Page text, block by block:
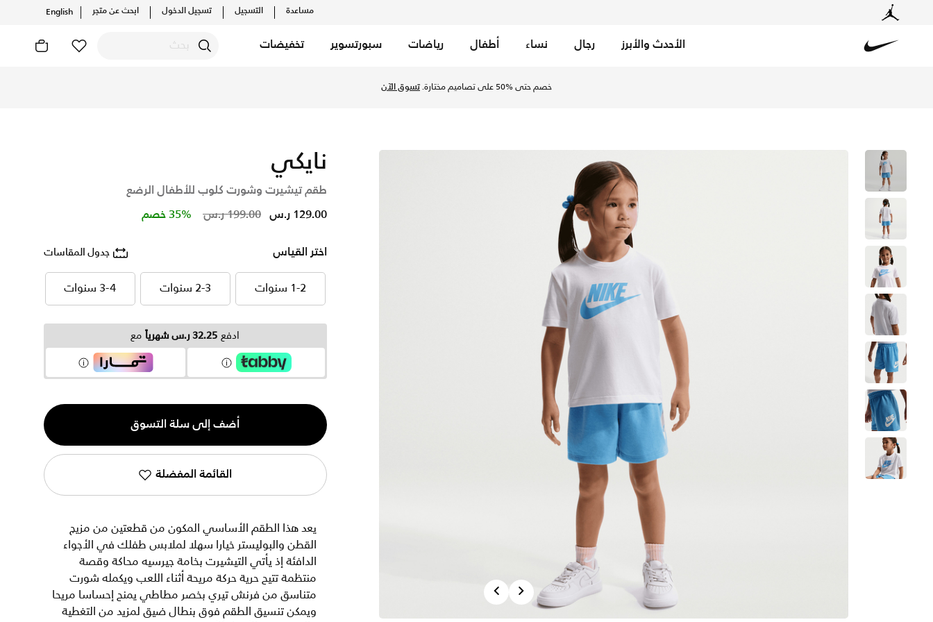
مساعدة التسجيل تسجيل الدخول ابحث عن متجر English
الأحدث والأبرز رجال نساء أطفال رياضات سبورتسوير تخفيضات
خصم حتى %50 على تصاميم مختارة. تسوق الآن
PreviousNext
نايكي
طقم تيشيرت وشورت كلوب للأطفال الرضع
Price reduced from
199.00 ر.س to 129.00 ر.س 35% خصم
اختر القياس جدول المقاسات
1-2 سنوات 1-2 سنوات 2-3 سنوات 2-3 سنوات 3-4 سنوات 3-4 سنوات
ادفع 32.25 ر.س شهرياً مع
الكمية
1
أضف إلى سلة التسوق
القائمة المفضلة
يعد هذا الطقم الأساسي المكون من قطعتين من مزيج
القطن والبوليستر خيارا سهلا لملابس طفلك في الأجواء
الدافئة إذ يأتي التيشيرت بخامة جيرسيه محاكة وقصة
منتظمة تتيح حرية حركة مريحة أثناء اللعب ويكمله شورت
متناسق من فرنش تيري بخصر مطاطي يمنح إحساسا مريحا
ويمكن تنسيق الطقم فوق بنطال ضيق لمزيد من التغطية